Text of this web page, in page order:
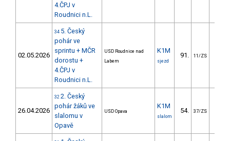
4.ČPJ v
Roudnici n.L.
02.05.2026
34 5. Český
pohár ve
sprintu + MČR
dorostu +
4.ČPJ v
Roudnici n.L.
USD Roudnice nad
Labem
K1M
sjezd
91. 11/ZS
26.04.2026
32 2. Český
pohár žáků ve
slalomu v
Opavě
USD Opava
K1M
slalom
54. 37/ZS